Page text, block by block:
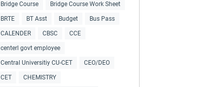
Bridge Course Bridge Course Work Sheet
BRTE BT Asst Budget Bus Pass
CALENDER CBSC CCE
centerl govt employee
Central Universitiy CU-CET CEO/DEO
CET CHEMISTRY